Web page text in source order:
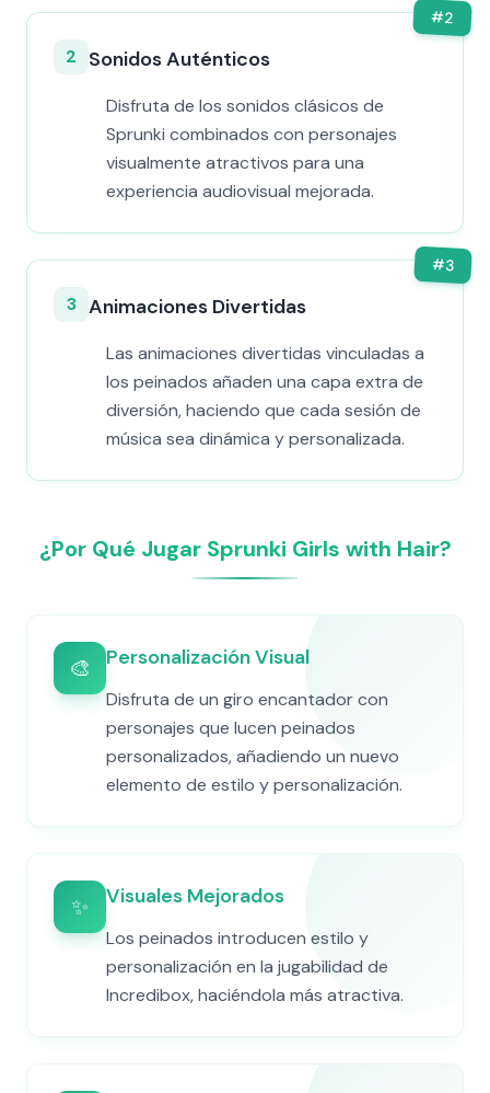
#2
2 Sonidos Auténticos
Disfruta de los sonidos clásicos de
Sprunki combinados con personajes
visualmente atractivos para una
experiencia audiovisual mejorada.
#3
3 Animaciones Divertidas
Las animaciones divertidas vinculadas a
los peinados añaden una capa extra de
diversión, haciendo que cada sesión de
música sea dinámica y personalizada.
¿Por Qué Jugar Sprunki Girls with Hair?
🎨 Personalización Visual
Disfruta de un giro encantador con
personajes que lucen peinados
personalizados, añadiendo un nuevo
elemento de estilo y personalización.
✨ Visuales Mejorados
Los peinados introducen estilo y
personalización en la jugabilidad de
Incredibox, haciéndola más atractiva.